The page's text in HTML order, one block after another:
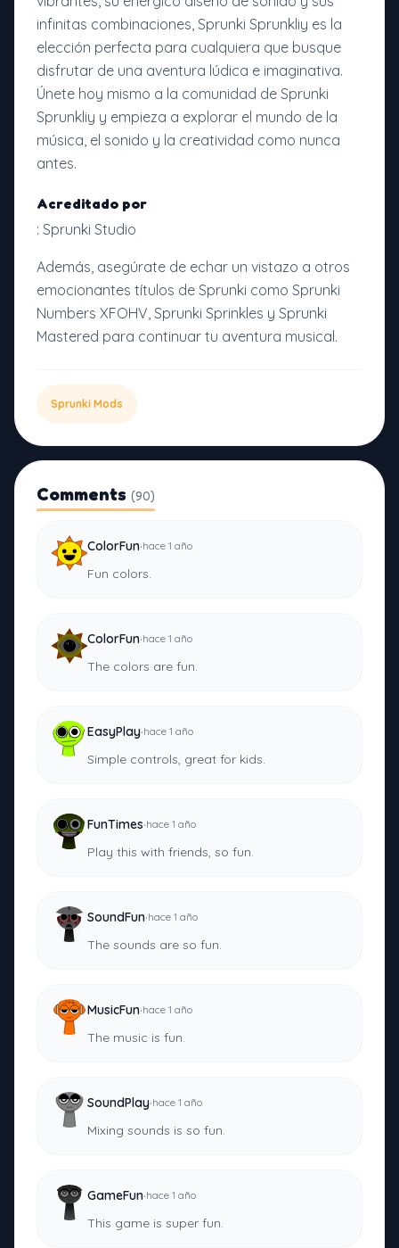
infinitas combinaciones, Sprunki Sprunkliy es la
elección perfecta para cualquiera que busque
disfrutar de una aventura lúdica e imaginativa.
Únete hoy mismo a la comunidad de Sprunki
Sprunkliy y empieza a explorar el mundo de la
música, el sonido y la creatividad como nunca
antes.
Acreditado por
: Sprunki Studio
Además, asegúrate de echar un vistazo a otros
emocionantes títulos de Sprunki como Sprunki
Numbers XFOHV, Sprunki Sprinkles y Sprunki
Mastered para continuar tu aventura musical.
Sprunki Mods
Comments (90)
ColorFun·hace 1 año
Fun colors.
ColorFun·hace 1 año
The colors are fun.
EasyPlay·hace 1 año
Simple controls, great for kids.
FunTimes·hace 1 año
Play this with friends, so fun.
SoundFun·hace 1 año
The sounds are so fun.
MusicFun·hace 1 año
The music is fun.
SoundPlay·hace 1 año
Mixing sounds is so fun.
GameFun·hace 1 año
This game is super fun.